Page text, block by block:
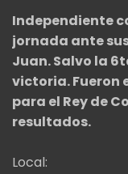
Independiente
jornada ante
Juan. Salvo la
victoria. Fueron
para el Rey de
resultados.
Local: